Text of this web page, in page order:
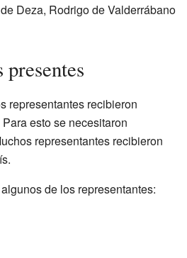
Deza, Rodrigo de Valderrábano
presentes
representantes recibieron
esto se necesitaron
representantes recibieron
de los representantes: